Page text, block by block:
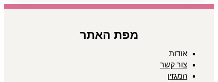
מפת האתר
אודות
צור קשר
המגזין